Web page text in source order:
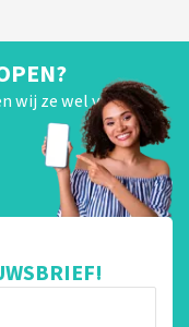
wij ze wel van je!